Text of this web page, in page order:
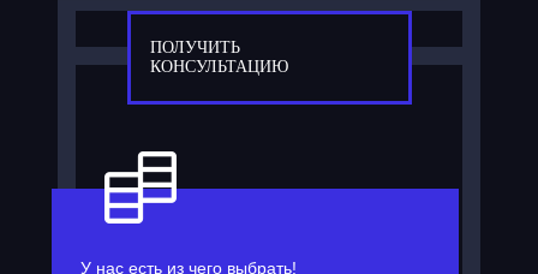
ПОЛУЧИТЬ
КОНСУЛЬТАЦИЮ
У нас есть из чего выбрать!